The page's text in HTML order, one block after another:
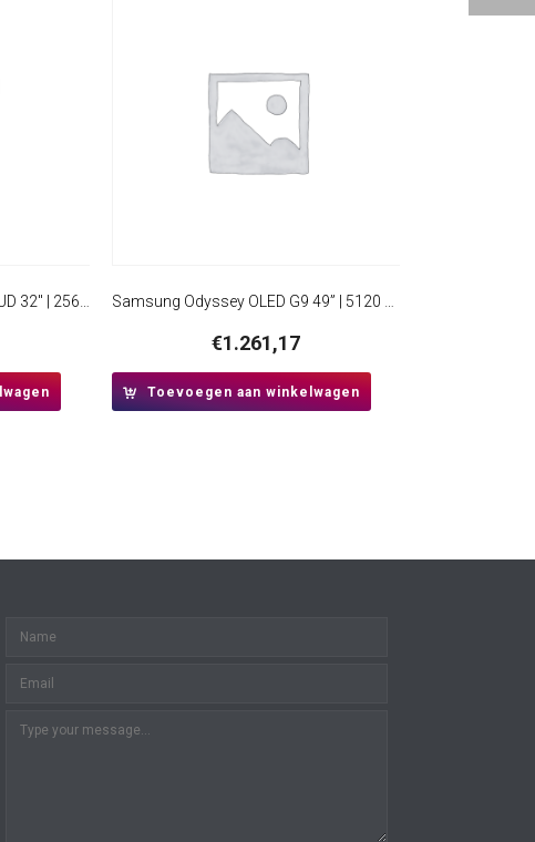
Samsung ViewFinity S6 S60UD 32″ | 2560×1440 IPS | 100Hz | USB-Hub | Monitor Samsung Odyssey OLED G9 49” | 5120 x 1440 | 144Hz | USB-C | HDMI 2.1 | Super Ultrawide Curved Gaming Monitor
€1.261,17
Toevoegen aan winkelwagen